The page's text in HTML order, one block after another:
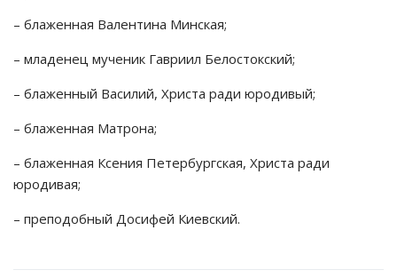
– блаженная Валентина Минская;
– младенец мученик Гавриил Белостокский;
– блаженный Василий, Христа ради юродивый;
– блаженная Матрона;
– блаженная Ксения Петербургская, Христа ради
юродивая;
– преподобный Досифей Киевский.